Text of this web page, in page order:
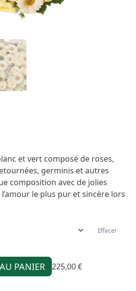
:
€
et vert composé de roses,
germinis et autres
composition avec de jolies
le plus pur et sincère lors
Effacer
225,00€
PANIER